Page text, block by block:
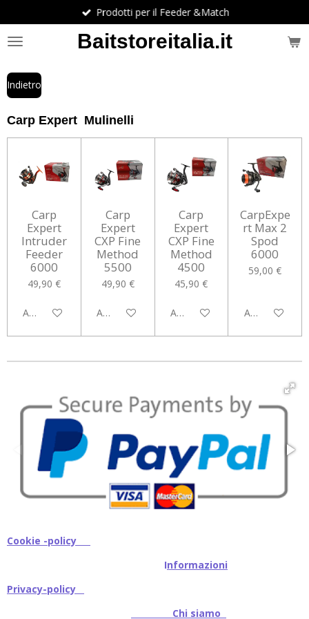
al
contenuto
Baitstoreitalia.it
Prodotti per il Feeder &Match
Indietro
Carp Expert Mulinelli
Carp
Expert
Intruder
Feeder
6000
49,90 €
Aggiungi al carrello
Carp
Expert
CXP Fine
Method
5500
49,90 €
Aggiungi al carrello
Carp
Expert
CXP Fine
Method
4500
45,90 €
Aggiungi al carrello
CarpExpe
rt Max 2
Spod
6000
59,00 €
Aggiungi al
Cookie -policy
Informazioni
Privacy-policy
Chi siamo